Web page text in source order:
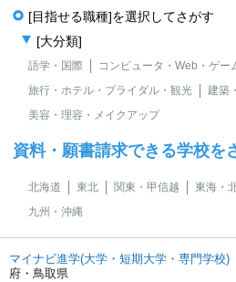
[目指せる職種]を選択してさがす
[大分類]
語学・国際
コンピュータ・Web・ゲー
旅行・ホテル・ブライダル・観光
建築
美容・理容・メイクアップ
資料・願書請求できる学校を
北海道 東北 関東・甲信越 東海・
九州・沖縄
マイナビ進学(大学・短期大学・専門学校)
府・鳥取県